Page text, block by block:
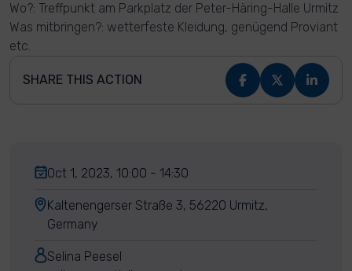
Wo?: Treffpunkt am Parkplatz der Peter-Häring-Halle Urmitz
Was mitbringen?: wetterfeste Kleidung, genügend Proviant
etc.
SHARE THIS ACTION
Oct 1, 2023, 10:00 - 14:30
Kaltenengerser Straße 3, 56220 Urmitz,
Germany
Selina Peesel